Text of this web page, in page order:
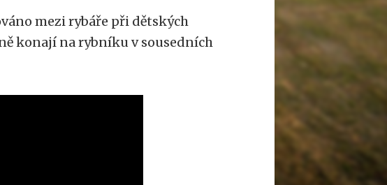
mezi rybáře při dětských
konají na rybníku v sousedních